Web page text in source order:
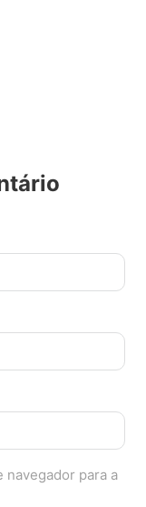
navegador para a